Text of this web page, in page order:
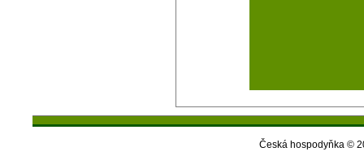
Česká hospodyňka ©